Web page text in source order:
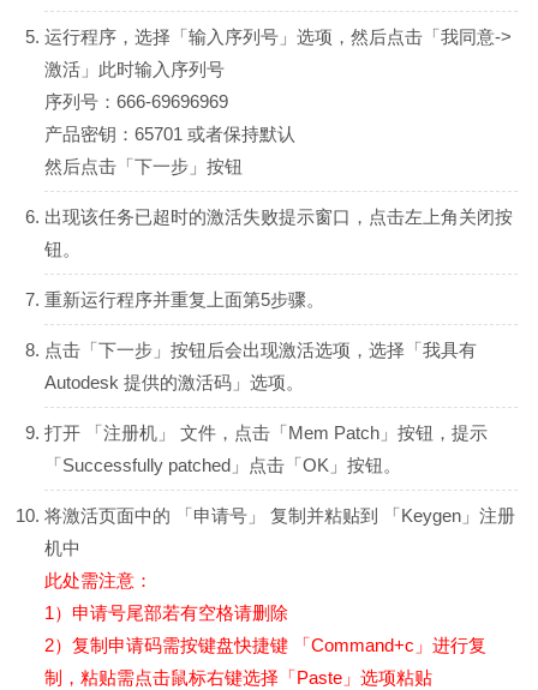
运行程序，选择「输入序列号」选项，然后点击「我同意->
激活」此时输入序列号
序列号：666-69696969
产品密钥：65701 或者保持默认
然后点击「下一步」按钮
出现该任务已超时的激活失败提示窗口，点击左上角关闭按
钮。
重新运行程序并重复上面第5步骤。
点击「下一步」按钮后会出现激活选项，选择「我具有
Autodesk 提供的激活码」选项。
打开 「注册机」 文件，点击「Mem Patch」按钮，提示
「Successfully patched」点击「OK」按钮。
将激活页面中的 「申请号」 复制并粘贴到 「Keygen」注册
机中
此处需注意：
1）申请号尾部若有空格请删除
2）复制申请码需按键盘快捷键 「Command+c」进行复
制，粘贴需点击鼠标右键选择「Paste」选项粘贴